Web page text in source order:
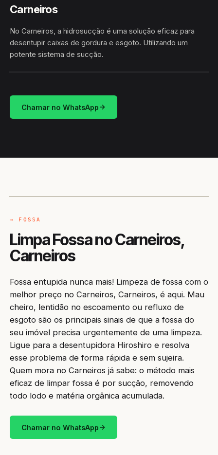
Carneiros
No Carneiros, a hidrosucção é uma solução eficaz para
desentupir caixas de gordura e esgoto. Utilizando um
potente sistema de sucção.
HIDROSUCÇÃO
Chamar no WhatsApp
→ FOSSA
Limpa Fossa no Carneiros,
Carneiros
Fossa entupida nunca mais! Limpeza de fossa com o
melhor preço no Carneiros, Carneiros, é aqui. Mau
cheiro, lentidão no escoamento ou refluxo de
esgoto são os principais sinais de que a fossa do
seu imóvel precisa urgentemente de uma limpeza.
Ligue para a desentupidora Hiroshiro e resolva
esse problema de forma rápida e sem sujeira.
Quem mora no Carneiros já sabe: o método mais
eficaz de limpar fossa é por sucção, removendo
todo lodo e matéria orgânica acumulada.
Chamar no WhatsApp